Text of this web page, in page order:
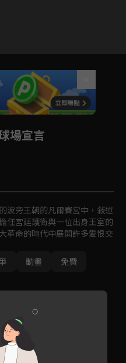
場宣言
波旁王朝的凡爾賽宮中，敍述
任宮廷護衛與一位出身王室的
革命的時代中展開許多愛恨交
動畫
免費